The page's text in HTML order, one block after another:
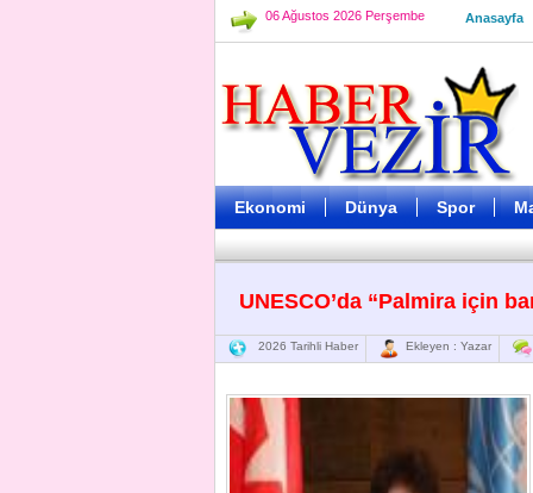
06 Ağustos 2026 Perşembe Anasayfa
Ekonomi Dünya Spor
UNESCO’da “Palmira için
2026 Tarihli Haber Ekleyen : Yazar